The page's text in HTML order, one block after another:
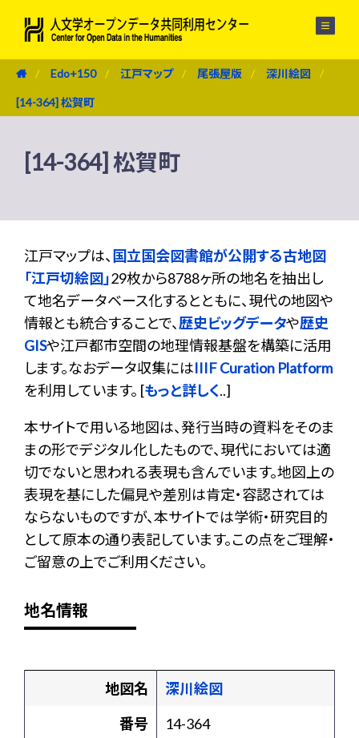
Edo+150 江戸マップ 尾張屋版 深川絵図
[14-364] 松賀町
[14-364] 松賀町
江戸マップは、 国立国会図書館が公開する古地図
「江戸切絵図」29枚から8788ヶ所の地名を抽出し
て地名データベース化するとともに、現代の地図や
情報とも統合することで、歴史ビッグデータや歴史
GISや江戸都市空間の地理情報基盤を構築に活用
します。なおデータ収集にはIIIF Curation Platform
を利用しています。 [もっと詳しく..]
本サイトで用いる地図は、発行当時の資料をそのま
まの形でデジタル化したもので、現代においては適
切でないと思われる表現も含んでいます。地図上の
表現を基にした偏見や差別は肯定・容認されては
ならないものですが、本サイトでは学術・研究目的
として原本の通り表記しています。この点をご理解・
ご留意の上でご利用ください。
地名情報
地図名
深川絵図
番号
14-364